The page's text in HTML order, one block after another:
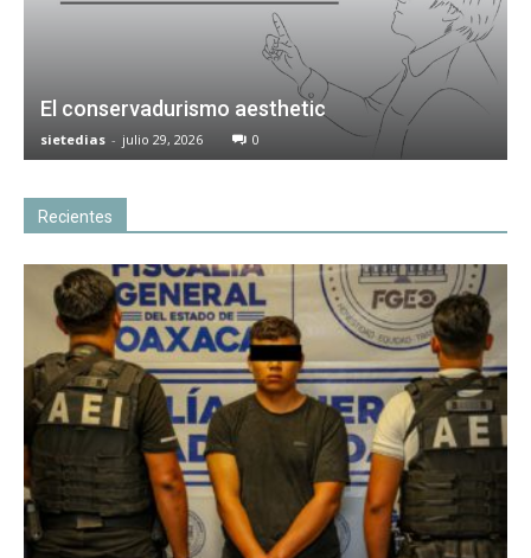
El conservadurismo aesthetic
sietedias - julio 29, 2026 0
Recientes